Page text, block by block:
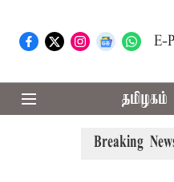
E-
தமிழகம்
Breaking
8-ந் தேதி வரை